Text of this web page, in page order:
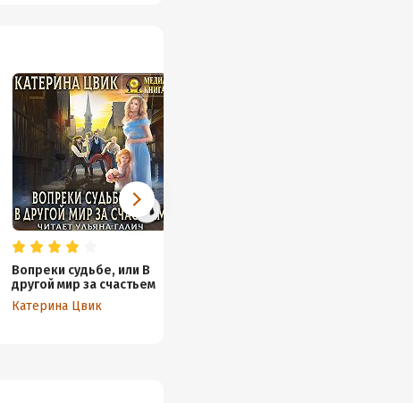
Вопреки судьбе, или В
другой мир за счастьем
Катерина Цвик